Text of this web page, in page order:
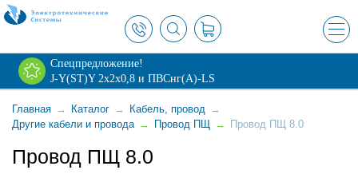
×
Спецпредложение!
J-Y(ST)Y 2х2х0,8 и ПВСнг(А)-LS
Главная → Каталог → Кабель, провод →
Другие кабели и провода → Провод ПЩ → Провод ПЩ 8.0
Провод ПЩ 8.0